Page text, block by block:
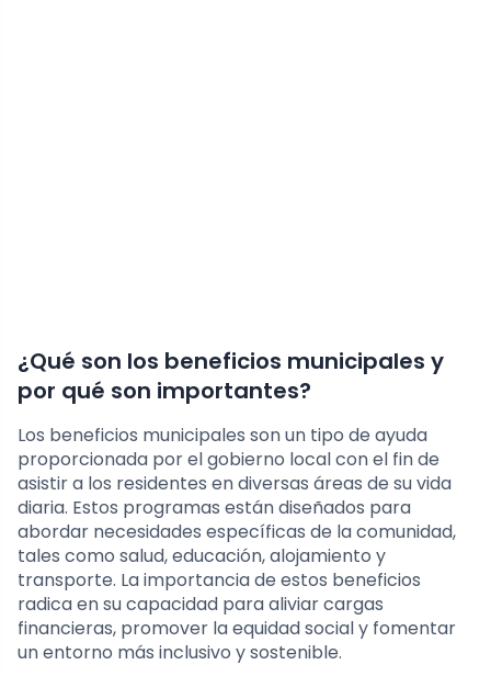
¿Qué son los beneficios municipales y
por qué son importantes?
Los beneficios municipales son un tipo de ayuda
proporcionada por el gobierno local con el fin de
asistir a los residentes en diversas áreas de su vida
diaria. Estos programas están diseñados para
abordar necesidades específicas de la comunidad,
tales como salud, educación, alojamiento y
transporte. La importancia de estos beneficios
radica en su capacidad para aliviar cargas
financieras, promover la equidad social y fomentar
un entorno más inclusivo y sostenible.